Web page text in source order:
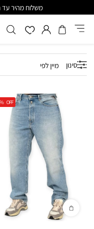
משלוח מהיר עד
סינון מיין לפי
OFF